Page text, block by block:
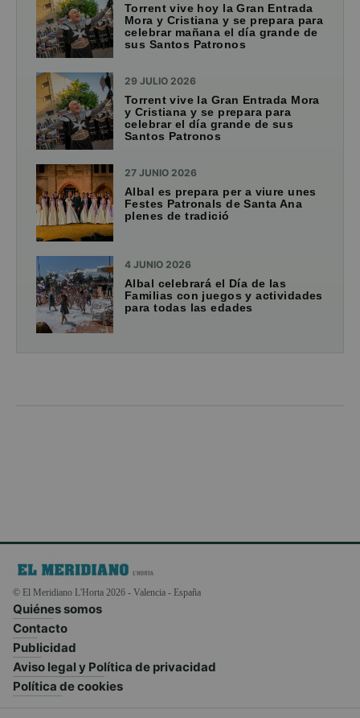
Torrent vive hoy la Gran Entrada
Mora y Cristiana y se prepara para
celebrar mañana el día grande de
sus Santos Patronos
29 JULIO 2026
Torrent vive la Gran Entrada Mora
y Cristiana y se prepara para
celebrar el día grande de sus
Santos Patronos
27 JUNIO 2026
Albal es prepara per a viure unes
Festes Patronals de Santa Ana
plenes de tradició
4 JUNIO 2026
Albal celebrará el Día de las
Familias con juegos y actividades
para todas las edades
© El Meridiano L'Horta 2026 - Valencia - España
Quiénes somos
Contacto
Publicidad
Aviso legal y Política de privacidad
Política de cookies